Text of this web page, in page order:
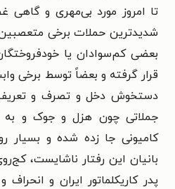
تا امروز مورد بی‌مهری و
شدیدترین حملات برخی
بعضی کم‌سوادان یا
قرار گرفته و بعضاً توسط برخی
دستخوش دخل و تصرف و تعریف
جملاتی چون هزل و جوک و به
کامیونی جا زده شده و
بانیان این رفتار ناشایست،
پدر کاریکلماتور ایران و